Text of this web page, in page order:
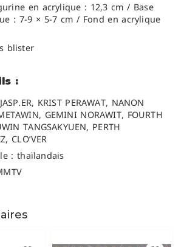
en acrylique : 12,3 cm / Base
: 7-9 × 5-7 cm / Fond en acrylique
blister
:
KRIST PERAWAT, NANON
GEMINI NORAWIT, FOURTH
TANGSAKYUEN, PERTH
CLO’VER
: thaïlandais